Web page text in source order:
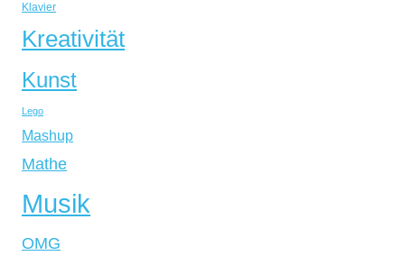
Klavier
Kreativität
Kunst
Lego
Mashup
Mathe
Musik
OMG